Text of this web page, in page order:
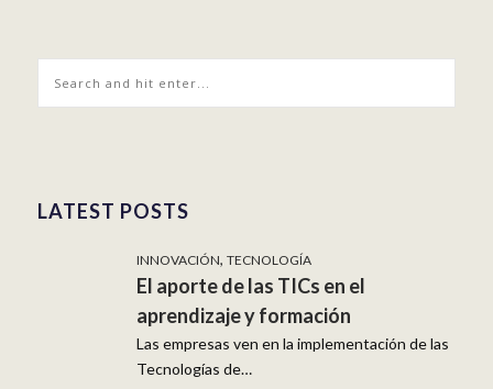
LATEST POSTS
INNOVACIÓN, TECNOLOGÍA
El aporte de las TICs en el
aprendizaje y formación
Las empresas ven en la implementación de las
Tecnologías de…